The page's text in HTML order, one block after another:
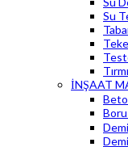
Su
İNŞAAT